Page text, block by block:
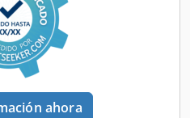
ahora